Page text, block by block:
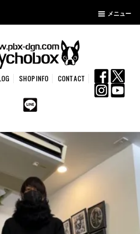
メニュー
SHOPINFO CONTACT